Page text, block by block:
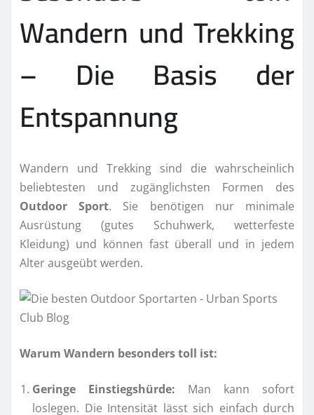
Wandern und Trekking
– Die Basis der
Entspannung
Wandern und Trekking sind die wahrscheinlich
beliebtesten und zugänglichsten Formen des
Outdoor Sport. Sie benötigen nur minimale
Ausrüstung (gutes Schuhwerk, wetterfeste
Kleidung) und können fast überall und in jedem
Alter ausgeübt werden.
Warum Wandern besonders toll ist:
Geringe Einstiegshürde: Man kann sofort
loslegen. Die Intensität lässt sich einfach durch